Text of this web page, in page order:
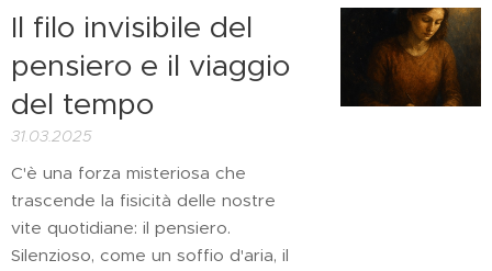
Il filo invisibile del
pensiero e il viaggio
del tempo
31.03.2025
C'è una forza misteriosa che
trascende la fisicità delle nostre
vite quotidiane: il pensiero.
Silenzioso, come un soffio d'aria, il